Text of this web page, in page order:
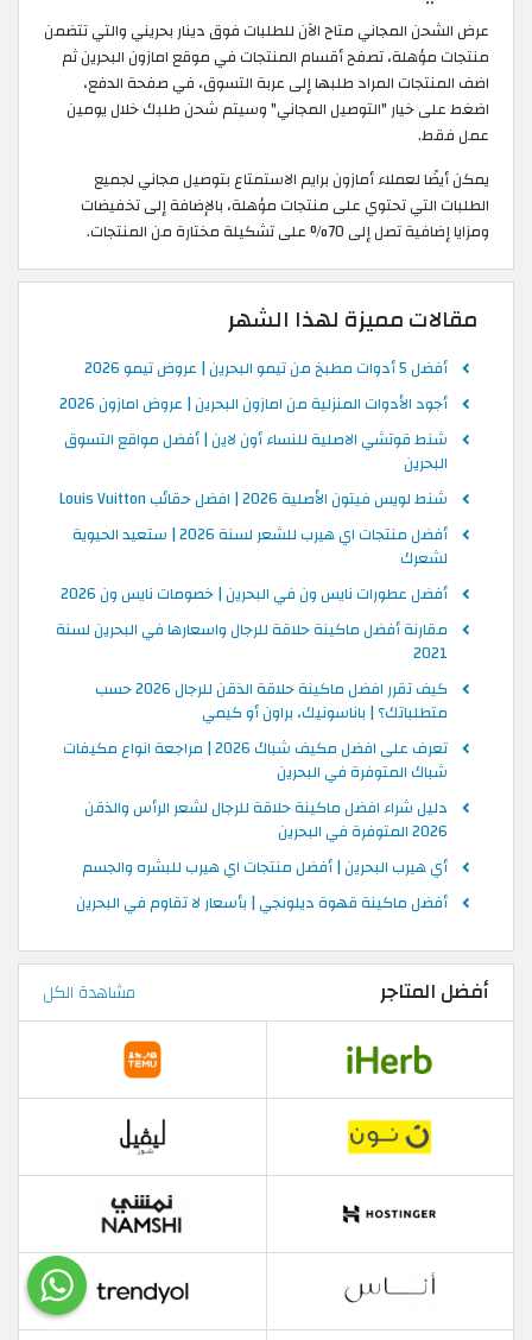
عرض الشحن المجاني متاح الآن للطلبات فوق دينار بحريني والتي تتضمن
منتجات مؤهلة، تصفح أقسام المنتجات في موقع امازون البحرين ثم
اضف المنتجات المراد طلبها إلى عربة التسوق، في صفحة الدفع،
اضغط على خيار "التوصيل المجاني" وسيتم شحن طلبك خلال يومين
عمل فقط.
يمكن أيضًا لعملاء أمازون برايم الاستمتاع بتوصيل مجاني لجميع
الطلبات التي تحتوي على منتجات مؤهلة، بالإضافة إلى تخفيضات
ومزايا إضافية تصل إلى 70% على تشكيلة مختارة من المنتجات.
مقالات مميزة لهذا الشهر
أفضل 5 أدوات مطبخ من تيمو البحرين | عروض تيمو 2026
أجود الأدوات المنزلية من امازون البحرين | عروض امازون 2026
شنط قوتشي الاصلية للنساء أون لاين | أفضل مواقع التسوق
البحرين
شنط لويس فيتون الأصلية 2026 | افضل حقائب Louis Vuitton
أفضل منتجات اي هيرب للشعر لسنة 2026 | ستعيد الحيوية
لشعرك
أفضل عطورات نايس ون في البحرين | خصومات نايس ون 2026
مقارنة أفضل ماكينة حلاقة للرجال واسعارها في البحرين لسنة
2021
كيف تقرر افضل ماكينة حلاقة الذقن للرجال 2026 حسب
متطلباتك؟ | باناسونيك، براون أو كيمي
تعرف على افضل مكيف شباك 2026 | مراجعة انواع مكيفات
شباك المتوفرة في البحرين
دليل شراء افضل ماكينة حلاقة للرجال لشعر الرأس والذقن
2026 المتوفرة في البحرين
أي هيرب البحرين | أفضل منتجات اي هيرب للبشره والجسم
أفضل ماكينة قهوة ديلونجي | بأسعار لا تقاوم في البحرين
أفضل المتاجر مشاهدة الكل